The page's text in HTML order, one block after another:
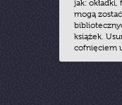
jak:
mogą
książek.
cofnięciem